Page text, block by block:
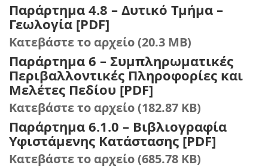
Παράρτημα 4.8 – Δυτικό Τμήμα –
Γεωλογία [PDF]
Κατεβάστε το αρχείο (20.3 MB)
Παράρτημα 6 – Συμπληρωματικές
Περιβαλλοντικές Πληροφορίες και
Μελέτες Πεδίου [PDF]
Κατεβάστε το αρχείο (182.87 KB)
Παράρτημα 6.1.0 – Βιβλιογραφία
Υφιστάμενης Κατάστασης [PDF]
Κατεβάστε το αρχείο (685.78 KB)